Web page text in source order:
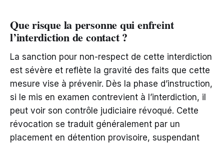
Que risque la personne qui enfreint
l’interdiction de contact ?
La sanction pour non-respect de cette interdiction
est sévère et reflète la gravité des faits que cette
mesure vise à prévenir. Dès la phase d’instruction,
si le mis en examen contrevient à l’interdiction, il
peut voir son contrôle judiciaire révoqué. Cette
révocation se traduit généralement par un
placement en détention provisoire, suspendant